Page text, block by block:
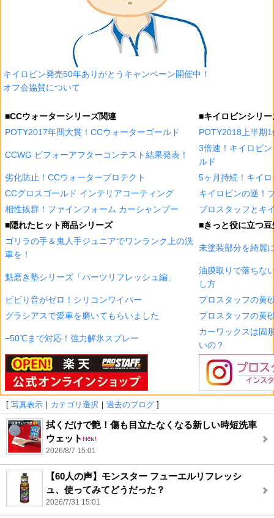
キイロビン発売50年ありがとうキャンペーン開催中！
オフ会協賛について
■CCウォーターシリーズ関連
■キイロビンシリ
POTY2017年間大賞！CCウォーターゴールド
POTY2018上半期
CCWG ビフォーアフターコンテスト結果発表！
3倍速！キイロビ
ルド
劣化防止！CCウォータープロテクト
5ヶ月持続！キイ
CCグロスゴールド インテリアコーティング
キイロビンの逆！
相性抜群！ファインフォーム カーシャンプー
プロスタッフとキ
■隠れたヒット商品シリーズ
■きっと役に立つ豆
ゴリラの手＆鬼人手ジュニアでワンランク上の洗
車を！
未塗装部分を綺麗
魁磨き塾シリーズ「パーツリフレッシュ編」
油膜取りで落ちな
し方
ビビり音がゼロ！シリコンワイパー
プロスタッフの黄
グラシアスで愛車を磨いてもらいました
プロスタッフの黄
−50℃まで対応！強力解氷スプレー
カーワックスは固
いの？
[ 写真表示 ｜ カテゴリ選択 ｜ 過去のブログ ]
拭くだけで艶！傷も目立たなくなる新しい時短洗車
ウェット
2026/8/7 15:01
【60人の声】モンスター フューエルリフレッシ
ュ、使ってみてどうだった？
2026/7/31 15:01